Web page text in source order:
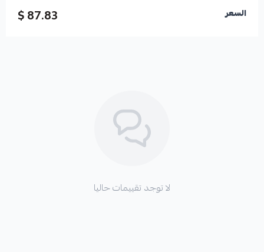
السعر 87.83 $
لا توجد تقييمات حاليا